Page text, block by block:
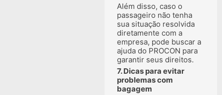
Além disso, caso o
passageiro não tenha
sua situação resolvida
diretamente com a
empresa, pode buscar a
ajuda do PROCON para
garantir seus direitos.
7. Dicas para evitar
problemas com
bagagem